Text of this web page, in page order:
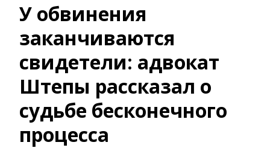
У обвинения
заканчиваются
свидетели: адвокат
Штепы рассказал о
судьбе бесконечного
процесса